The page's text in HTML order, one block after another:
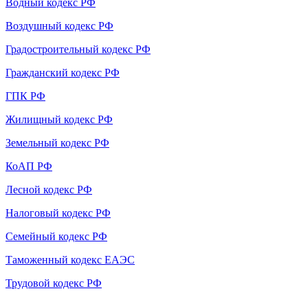
Воздушный кодекс РФ
Градостроительный кодекс РФ
Гражданский кодекс РФ
ГПК РФ
Жилищный кодекс РФ
Земельный кодекс РФ
КоАП РФ
Лесной кодекс РФ
Налоговый кодекс РФ
Семейный кодекс РФ
Таможенный кодекс ЕАЭС
Трудовой кодекс РФ